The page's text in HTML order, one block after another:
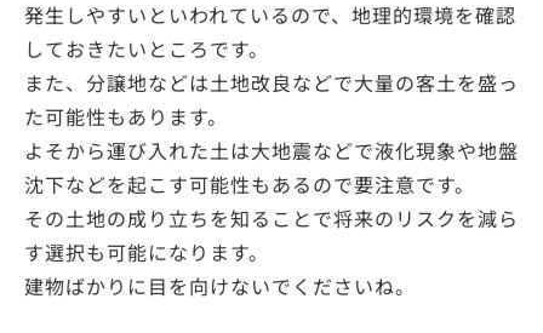
発生しやすいといわれているので、地理的環境を確認
しておきたいところです。
また、分譲地などは土地改良などで大量の客土を盛っ
た可能性もあります。
よそから運び入れた土は大地震などで液化現象や地盤
沈下などを起こす可能性もあるので要注意です。
その土地の成り立ちを知ることで将来のリスクを減ら
す選択も可能になります。
建物ばかりに目を向けないでくださいね。